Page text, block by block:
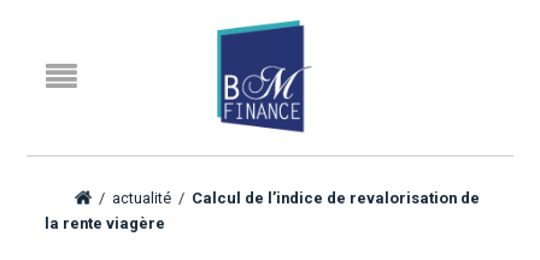
/ actualité / Calcul de l’indice de revalorisation de
la rente viagère